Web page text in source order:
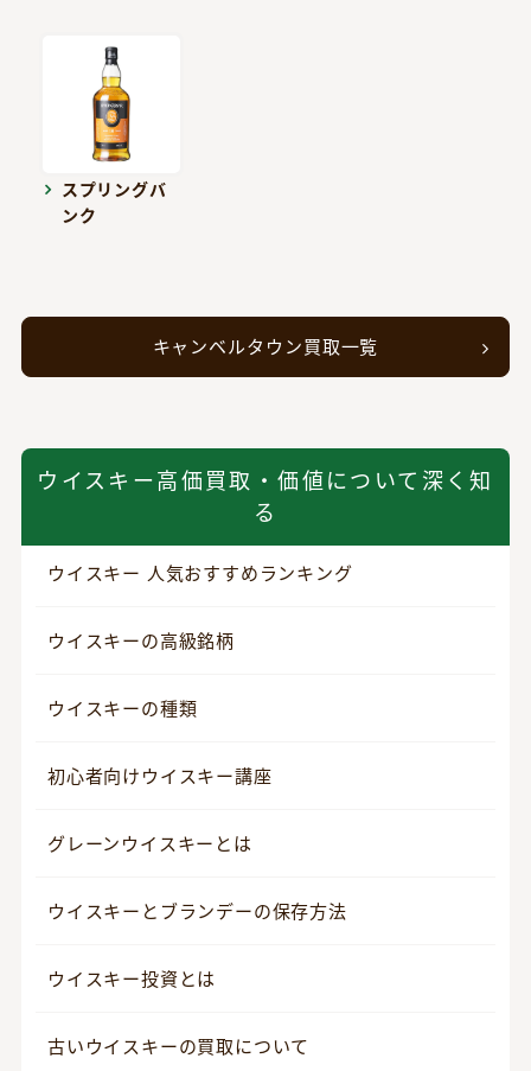
スプリングバ
ンク
キャンベルタウン買取一覧
ウイスキー高価買取・価値について深く知
る
ウイスキー 人気おすすめランキング
ウイスキーの高級銘柄
ウイスキーの種類
初心者向けウイスキー講座
グレーンウイスキーとは
ウイスキーとブランデーの保存方法
ウイスキー投資とは
古いウイスキーの買取について